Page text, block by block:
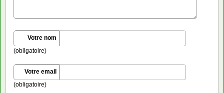
Votre nom
(obligatoire)
Votre email
(obligatoire)